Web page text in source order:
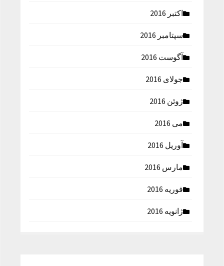
اکتبر 2016
سپتامبر 2016
آگوست 2016
جولای 2016
ژوئن 2016
می 2016
آوریل 2016
مارس 2016
فوریه 2016
ژانویه 2016